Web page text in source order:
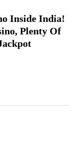
Inside India!
Plenty Of